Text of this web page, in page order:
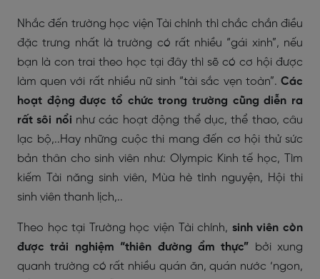
Nhắc đến trường học viện Tài chính thì chắc chắn điều
đặc trưng nhất là trường có rất nhiều “gái xinh”, nếu
bạn là con trai theo học tại đây thì sẽ có cơ hội được
làm quen với rất nhiều nữ sinh “tài sắc vẹn toàn”. Các
hoạt động được tổ chức trong trường cũng diễn ra
rất sôi nổi như các hoạt động thể dục, thể thao, câu
lạc bộ,..Hay những cuộc thi mang đến cơ hội thử sức
bản thân cho sinh viên như: Olympic Kinh tế học, Tìm
kiếm Tài năng sinh viên, Mùa hè tình nguyện, Hội thi
sinh viên thanh lịch,..
Theo học tại Trường học viện Tài chính, sinh viên còn
được trải nghiệm “thiên đường ẩm thực”
bởi xung
quanh trường có rất nhiều quán ăn, quán nước ‘ngon,